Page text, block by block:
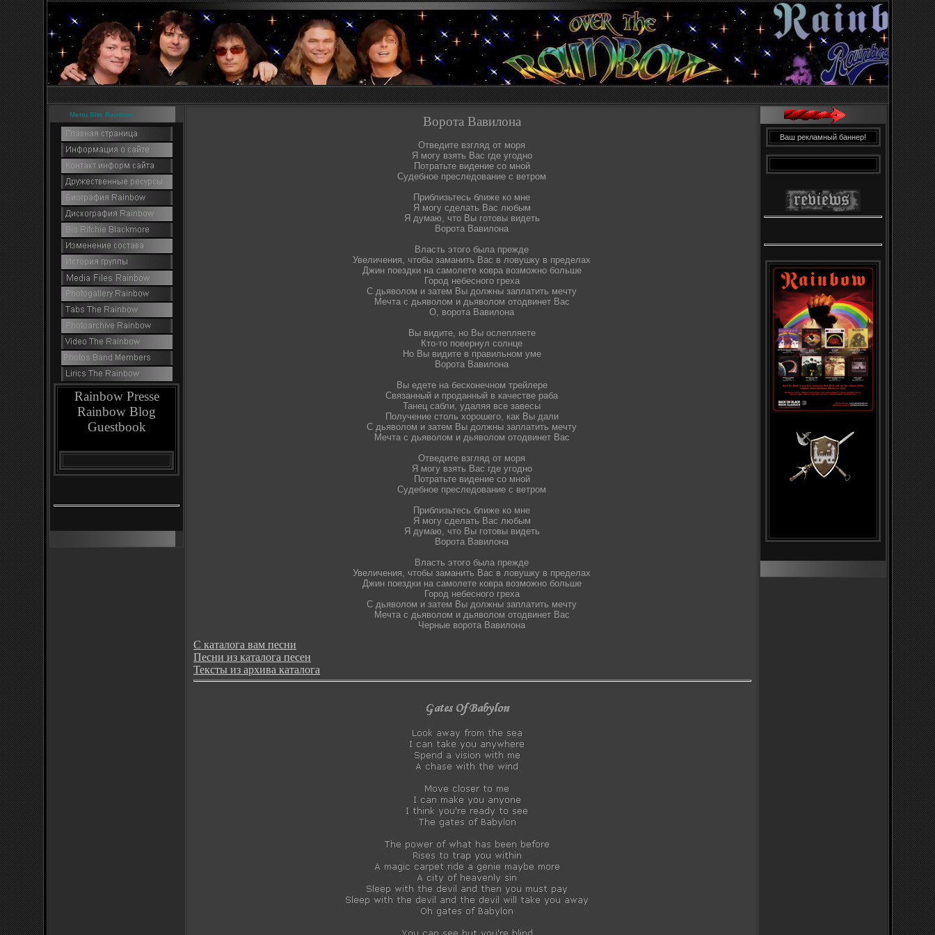
Menu Site Rainbow
Rainbow Presse
Rainbow Blog
Guestbook
Ворота Вавилона
Отведите взгляд от моря
Я могу взять Вас где угодно
Потратьте видение со мной
Судебное преследование с ветром
Приблизьтесь ближе ко мне
Я могу сделать Вас любым
Я думаю, что Вы готовы видеть
Ворота Вавилона
Власть этого была прежде
Увеличения, чтобы заманить Вас в ловушку в пределах
Джин поездки на самолете ковра возможно больше
Город небесного греха
С дьяволом и затем Вы должны заплатить мечту
Мечта с дьяволом и дьяволом отодвинет Вас
О, ворота Вавилона
Вы видите, но Вы ослепляете
Кто-то повернул солнце
Но Вы видите в правильном уме
Ворота Вавилона
Вы едете на бесконечном трейлере
Связанный и проданный в качестве раба
Танец сабли, удаляя все завесы
Получение столь хорошего, как Вы дали
С дьяволом и затем Вы должны заплатить мечту
Мечта с дьяволом и дьяволом отодвинет Вас
Отведите взгляд от моря
Я могу взять Вас где угодно
Потратьте видение со мной
Судебное преследование с ветром
Приблизьтесь ближе ко мне
Я могу сделать Вас любым
Я думаю, что Вы готовы видеть
Ворота Вавилона
Власть этого была прежде
Увеличения, чтобы заманить Вас в ловушку в пределах
Джин поездки на самолете ковра возможно больше
Город небесного греха
С дьяволом и затем Вы должны заплатить мечту
Мечта с дьяволом и дьяволом отодвинет Вас
Черные ворота Вавилона
С каталога вам песни
Песни из каталога песен
Тексты из архива каталога
Ваш рекламный баннер!